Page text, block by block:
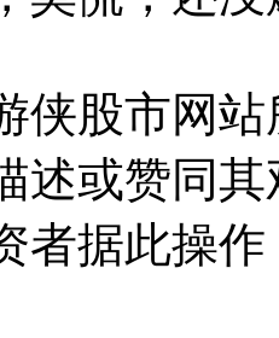
侠股市网
述或赞同
者据此操